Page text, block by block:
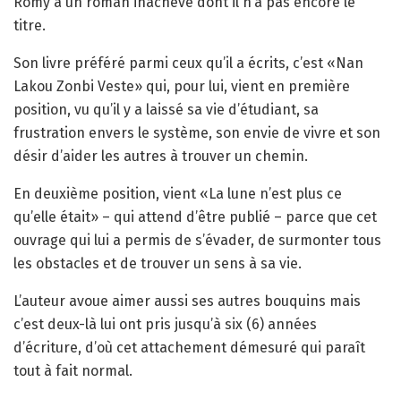
titre.
Son livre préféré parmi ceux qu’il a écrits, c’est «Nan
Lakou Zonbi Veste» qui, pour lui, vient en première
position, vu qu’il y a laissé sa vie d’étudiant, sa
frustration envers le système, son envie de vivre et son
désir d’aider les autres à trouver un chemin.
En deuxième position, vient «La lune n’est plus ce
qu’elle était» – qui attend d’être publié – parce que cet
ouvrage qui lui a permis de s’évader, de surmonter tous
les obstacles et de trouver un sens à sa vie.
L’auteur avoue aimer aussi ses autres bouquins mais
c’est deux-là lui ont pris jusqu’à six (6) années
d’écriture, d’où cet attachement démesuré qui paraît
tout à fait normal.